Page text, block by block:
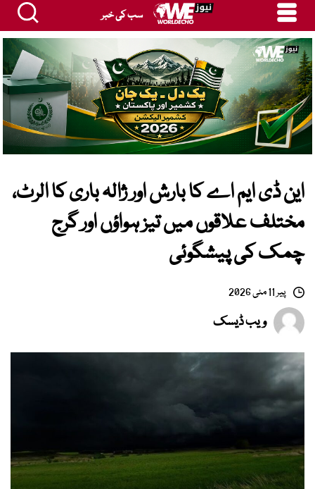
سب کی خبر
این ڈی ایم اے کا بارش اور ژالہ باری کا الرٹ،
مختلف علاقوں میں تیز ہواؤں اور گرج
چمک کی پیشگوئی
پیر 11 مئی 2026
ویب ڈیسک